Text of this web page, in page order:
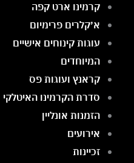
קרמינו ארט קפה
א׳קלרים פרימיום
עוגות קינוחים אישיים
המיוחדים
קראנץ ועוגות פס
סדרת הקרמינו האיטלקי
הזמנות אונליין
אירועים
זכיינות